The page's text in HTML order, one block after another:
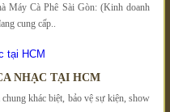
Máy Cà Phê Sài Gòn: (Kinh doanh
cung cấp..
NHẠC TẠI HCM
khác biệt, bảo vệ sự kiện, show